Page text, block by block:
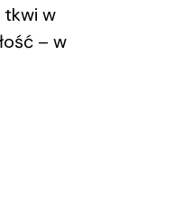
tkwi w
– w